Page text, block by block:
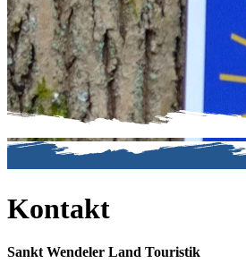
Kontakt
Sankt Wendeler Land Touristik